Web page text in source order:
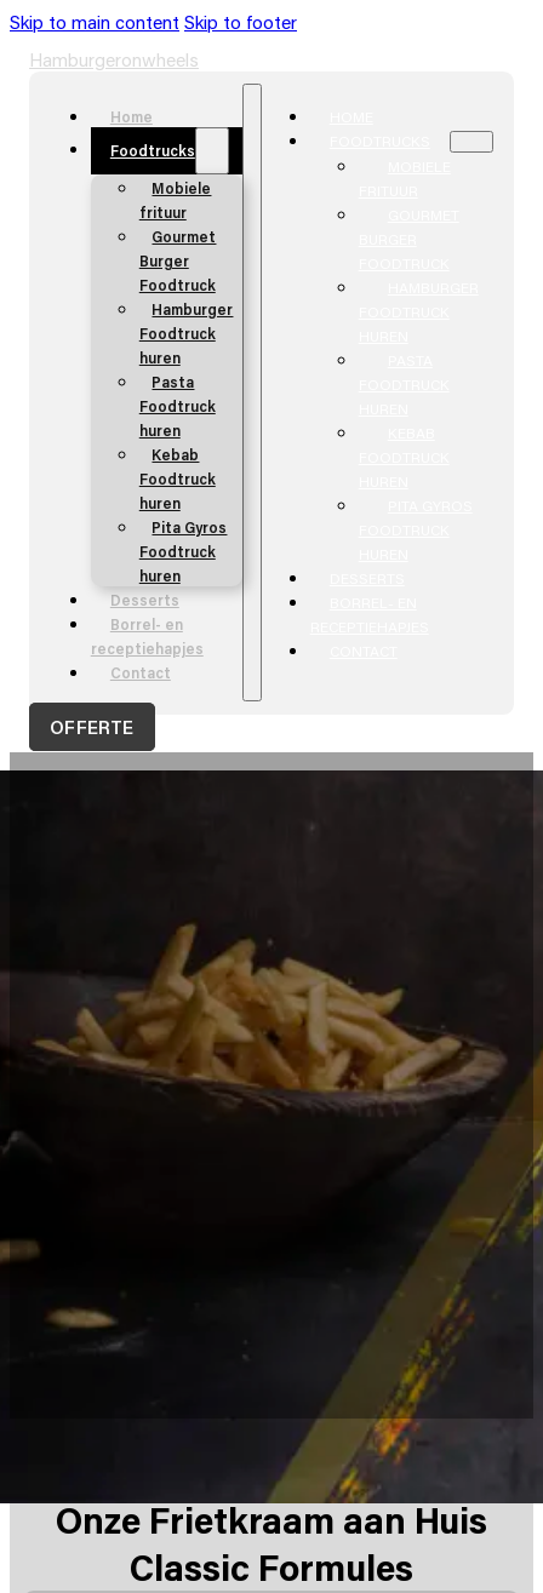
Skip to main content Skip to footer
Hamburgeronwheels
Home
Foodtrucks
Mobiele
frituur
Gourmet
Burger
Foodtruck
Hamburger
Foodtruck
huren
Pasta
Foodtruck
huren
Kebab
Foodtruck
huren
Pita Gyros
Foodtruck
huren
Desserts
Borrel- en
receptiehapjes
Contact
OFFERTE
Onze Frietkraam aan Huis
Classic Formules